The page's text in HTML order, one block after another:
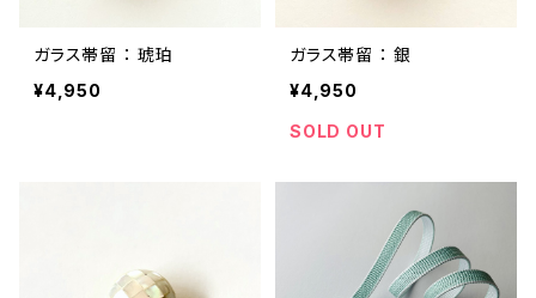
ガラス帯留 ： 琥珀
¥4,950
ガラス帯留 ： 銀
¥4,950
SOLD OUT